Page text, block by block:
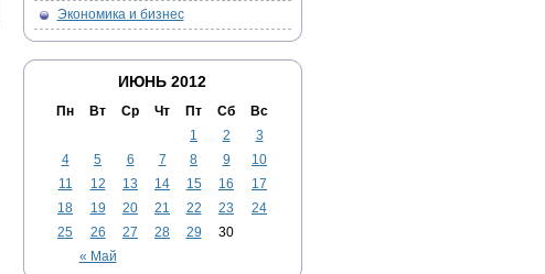
Экономика и бизнес
ИЮНЬ 2012
Пн Вт Ср Чт Пт Сб Вс
« Май
1 2
3
4
5 6 7 8 9
10
11
12 13 14 15 16
17
18
19 20 21 22 23
24
25
26 27 28 29 30